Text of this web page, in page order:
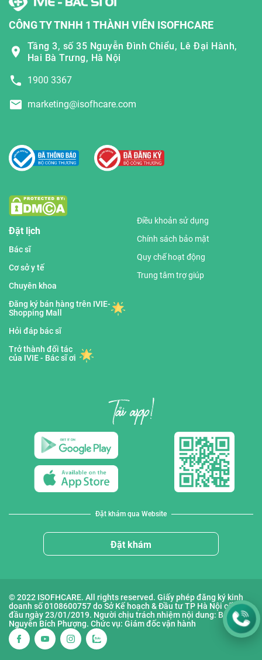
CÔNG TY TNHH 1 THÀNH VIÊN ISOFHCARE
Tầng 3, số 35 Nguyễn Đình Chiểu, Lê Đại Hành,
Hai Bà Trưng, Hà Nội
1900 3367
marketing@isofhcare.com
Đặt lịch
Bác sĩ
Cơ sở y tế
Chuyên khoa
Đăng ký bán hàng trên IVIE-
Shopping Mall
Hỏi đáp bác sĩ
Trở thành đối tác
của IVIE - Bác sĩ ơi
Điều khoản sử dụng
Chính sách bảo mật
Quy chế hoạt động
Trung tâm trợ giúp
Đặt khám qua Website
Đặt khám
© 2022 ISOFHCARE. All rights reserved. Giấy phép đăng ký kinh
doanh số 0108600757 do Sở Kế hoạch & Đầu tư TP Hà Nội cấp lần
đầu ngày 23/01/2019. Người chịu trách nhiệm nội dung: Bà
Nguyễn Bích Phượng. Chức vụ: Giám đốc vận hành